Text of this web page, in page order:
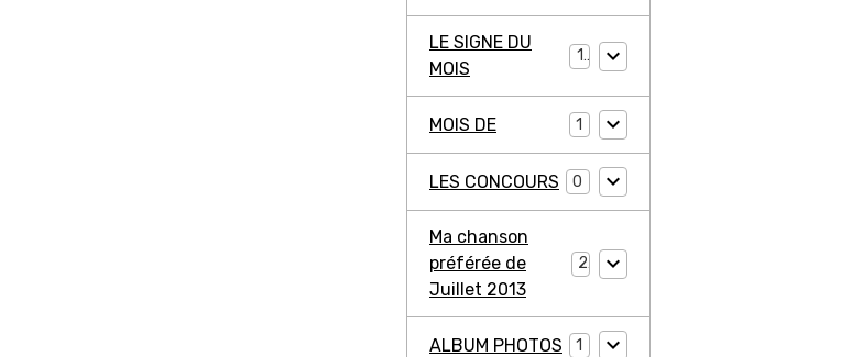
LE SIGNE DU
MOIS
1
MOIS DE 1
LES CONCOURS 0
Ma chanson
préférée de
Juillet 2013
2
ALBUM PHOTOS 1